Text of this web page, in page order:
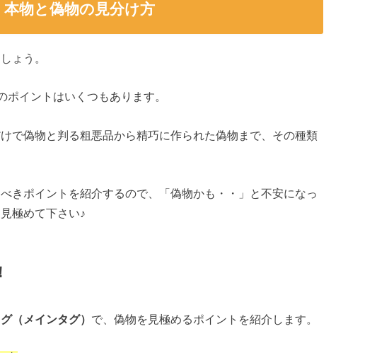
物と偽物の見分け方
ょう。
イントはいくつもあります。
で偽物と判る粗悪品から精巧に作られた偽物まで、その種類
きポイントを紹介するので、「偽物かも・・」と不安になっ
極めて下さい♪
（メインタグ） で、偽物を見極めるポイントを紹介します。